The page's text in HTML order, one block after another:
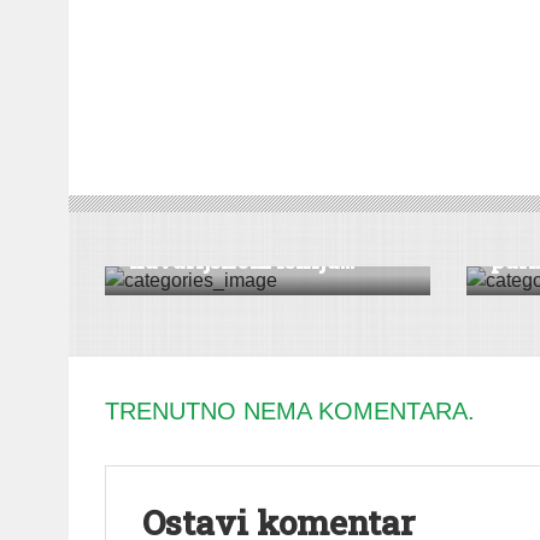
SERVIS
havarijskom isklju...
SERVIS
TRENUTNO NEMA KOMENTARA.
Ostavi komentar